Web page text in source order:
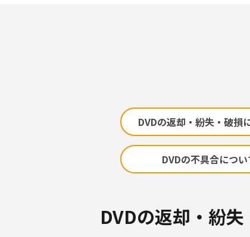
DVDの返却・紛失・破損
DVDの不具合につい
DVDの返却・紛